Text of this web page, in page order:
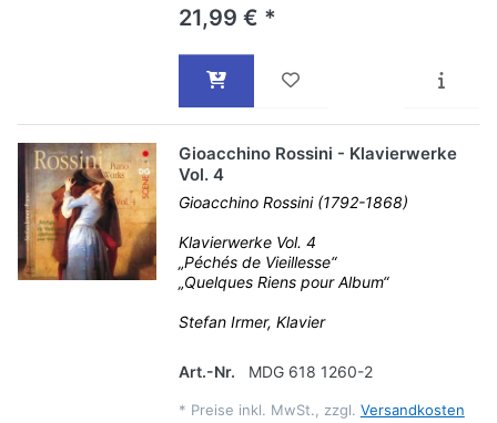
21,99 € *
Gioacchino Rossini - Klavierwerke
Vol. 4
Gioacchino Rossini (1792-1868)
Klavierwerke Vol. 4
„Péchés de Vieillesse“
„Quelques Riens pour Album“
Stefan Irmer, Klavier
Art.-Nr. MDG 618 1260-2
* Preise inkl. MwSt., zzgl. Versandkosten